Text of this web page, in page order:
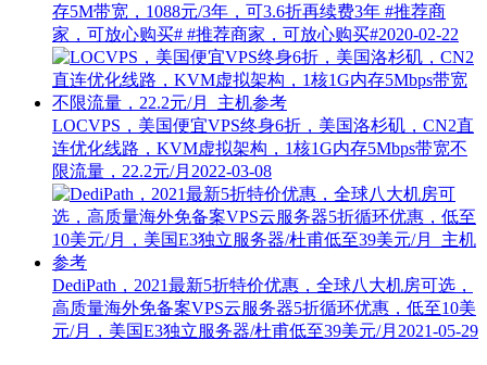
存5M带宽，1088元/3年，可3.6折再续费3年 #推荐商
家，可放心购买# #推荐商家，可放心购买#2020-02-22
LOCVPS，美国便宜VPS终身6折，美国洛杉矶，CN2直
连优化线路，KVM虚拟架构，1核1G内存5Mbps带宽不
限流量，22.2元/月 2022-03-08
DediPath，2021最新5折特价优惠，全球八大机房可选，
高质量海外免备案VPS云服务器5折循环优惠，低至10美
元/月，美国E3独立服务器/杜甫低至39美元/月 2021-05-29